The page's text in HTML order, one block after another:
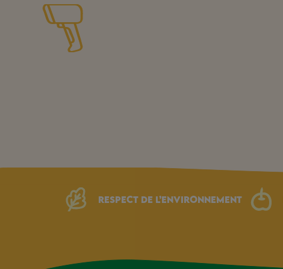
Respect de l’environnement